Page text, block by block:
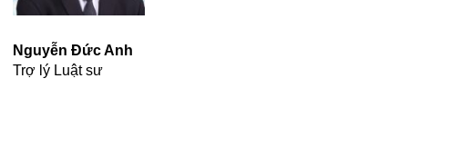
Nguyễn Đức Anh
Trợ lý Luật sư